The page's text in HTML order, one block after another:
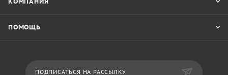
ПОМОЩЬ
ПОДПИСАТЬСЯ НА РАССЫЛКУ